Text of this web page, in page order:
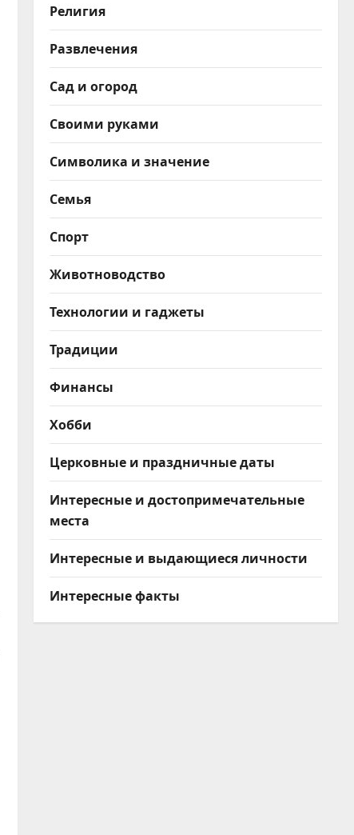
Религия
Развлечения
Сад и огород
Своими руками
Символика и значение
Семья
Спорт
Животноводство
Технологии и гаджеты
Традиции
Финансы
Хобби
Церковные и праздничные даты
Интересные и достопримечательные
места
Интересные и выдающиеся личности
Интересные факты